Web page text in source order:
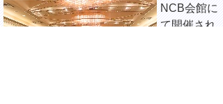
NCB会館に
て開催され